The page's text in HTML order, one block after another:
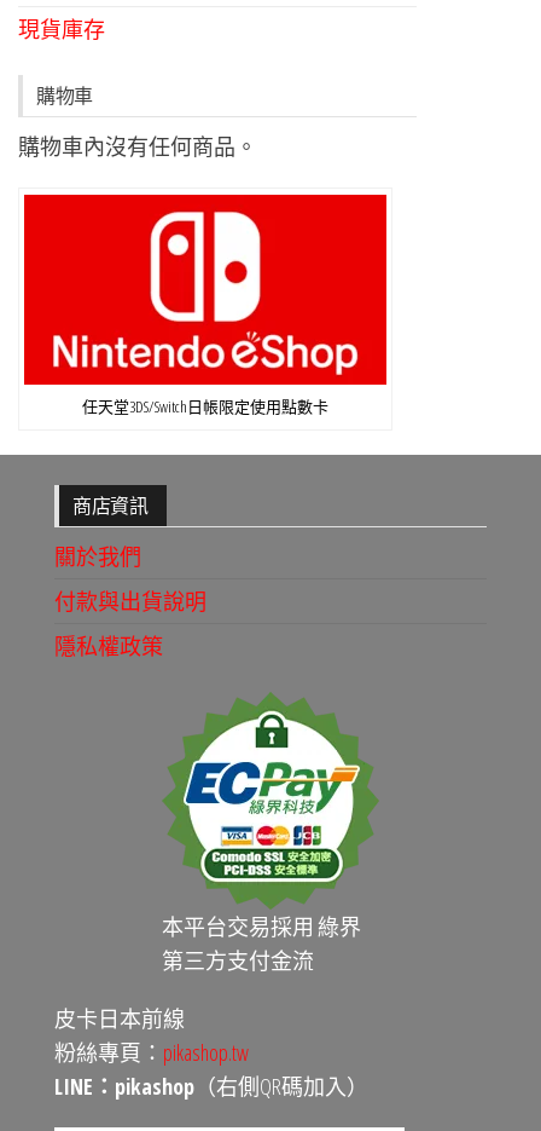
現貨庫存
購物車
購物車內沒有任何商品。
任天堂3DS/Switch日帳限定使用點數卡
商店資訊
關於我們
付款與出貨說明
隱私權政策
本平台交易採用 綠界
第三方支付金流
皮卡日本前線
粉絲專頁： pikashop.tw
LINE：pikashop （右側QR碼加入）